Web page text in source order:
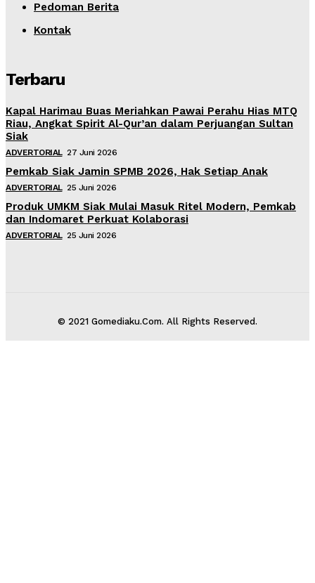
Pedoman Berita
Kontak
Terbaru
Kapal Harimau Buas Meriahkan Pawai Perahu Hias MTQ
Riau, Angkat Spirit Al-Qur’an dalam Perjuangan Sultan
Siak
ADVERTORIAL 27 Juni 2026
Pemkab Siak Jamin SPMB 2026, Hak Setiap Anak
ADVERTORIAL 25 Juni 2026
Produk UMKM Siak Mulai Masuk Ritel Modern, Pemkab
dan Indomaret Perkuat Kolaborasi
ADVERTORIAL 25 Juni 2026
© 2021 Gomediaku.Com. All Rights Reserved.